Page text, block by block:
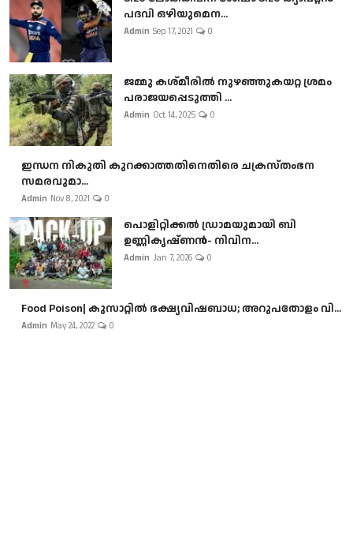
പദവി ഒഴിയുമെന...
Admin Sep 17, 2021 0
ജമ്മു കശ്മീരിൽ നുഴഞ്ഞുകയറ്റ ശ്രമം
പരാജയപ്പെടുത്തി ...
Admin Oct 14, 2025 0
ഇന്ധന നികുതി കുറക്കാത്തതിനെതിരെ ചക്രസ്തംഭന
സമരവുമാ...
Admin Nov 8, 2021 0
പൊളിറ്റിക്കല്‍ ഡ്രാമയുമായി ബി
ഉണ്ണികൃഷ്ണന്‍- നിവിന...
Admin Jan 7, 2026 0
Food Poison| കുസാറ്റില്‍ ഭക്ഷ്യവിഷബാധ; അറുപതോളം വി...
Admin May 24, 2022 0